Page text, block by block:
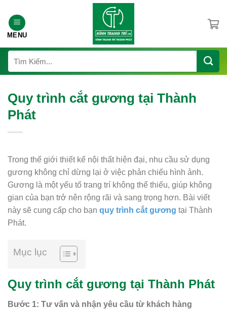
đến
nộiMENU
Tìm
kiếm:
Quy trình cắt gương tại Thành
Phát
Trong thế giới thiết kế nội thất hiện đại, nhu cầu sử dụng
gương không chỉ dừng lại ở việc phản chiếu hình ảnh.
Gương là một yếu tố trang trí không thể thiếu, giúp không
gian của bạn trở nên rộng rãi và sang trọng hơn. Bài viết
này sẽ cung cấp cho bạn quy trình cắt gương tại Thành
Phát.
Mục lục
Quy trình cắt gương tại Thành Phát
Bước 1: Tư vấn và nhận yêu cầu từ khách hàng